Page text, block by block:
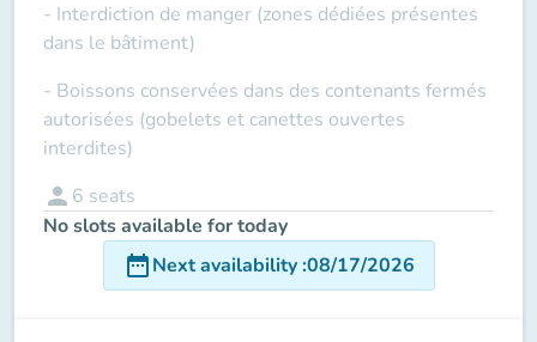
- Interdiction de manger (zones dédiées présentes
dans le bâtiment)
- Boissons conservées dans des contenants fermés
autorisées (gobelets et canettes ouvertes
interdites)
person 6 seats
No slots available for today
date_rangeNext availability:08/17/2026